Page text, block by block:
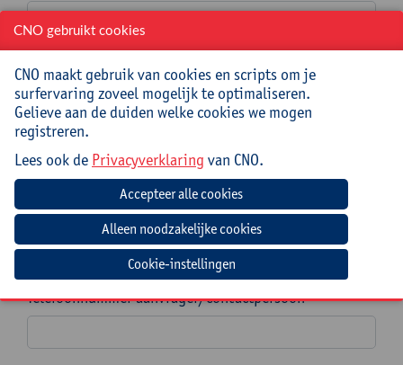
Naam en voornaam aanvrager/contactpersoon *
E-mailadres aanvrager/contactpersoon *
Telefoonnummer aanvrager/contactpersoon *
CNO gebruikt cookies
CNO maakt gebruik van cookies en scripts om je
surfervaring zoveel mogelijk te optimaliseren.
Gelieve aan de duiden welke cookies we mogen
registreren.
Lees ook de Privacyverklaring van CNO.
Cookie-instellingen